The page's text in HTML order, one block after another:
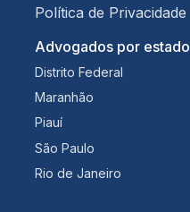
Política de Privacidade
Advogados por estado
Distrito Federal
Maranhão
Piauí
São Paulo
Rio de Janeiro